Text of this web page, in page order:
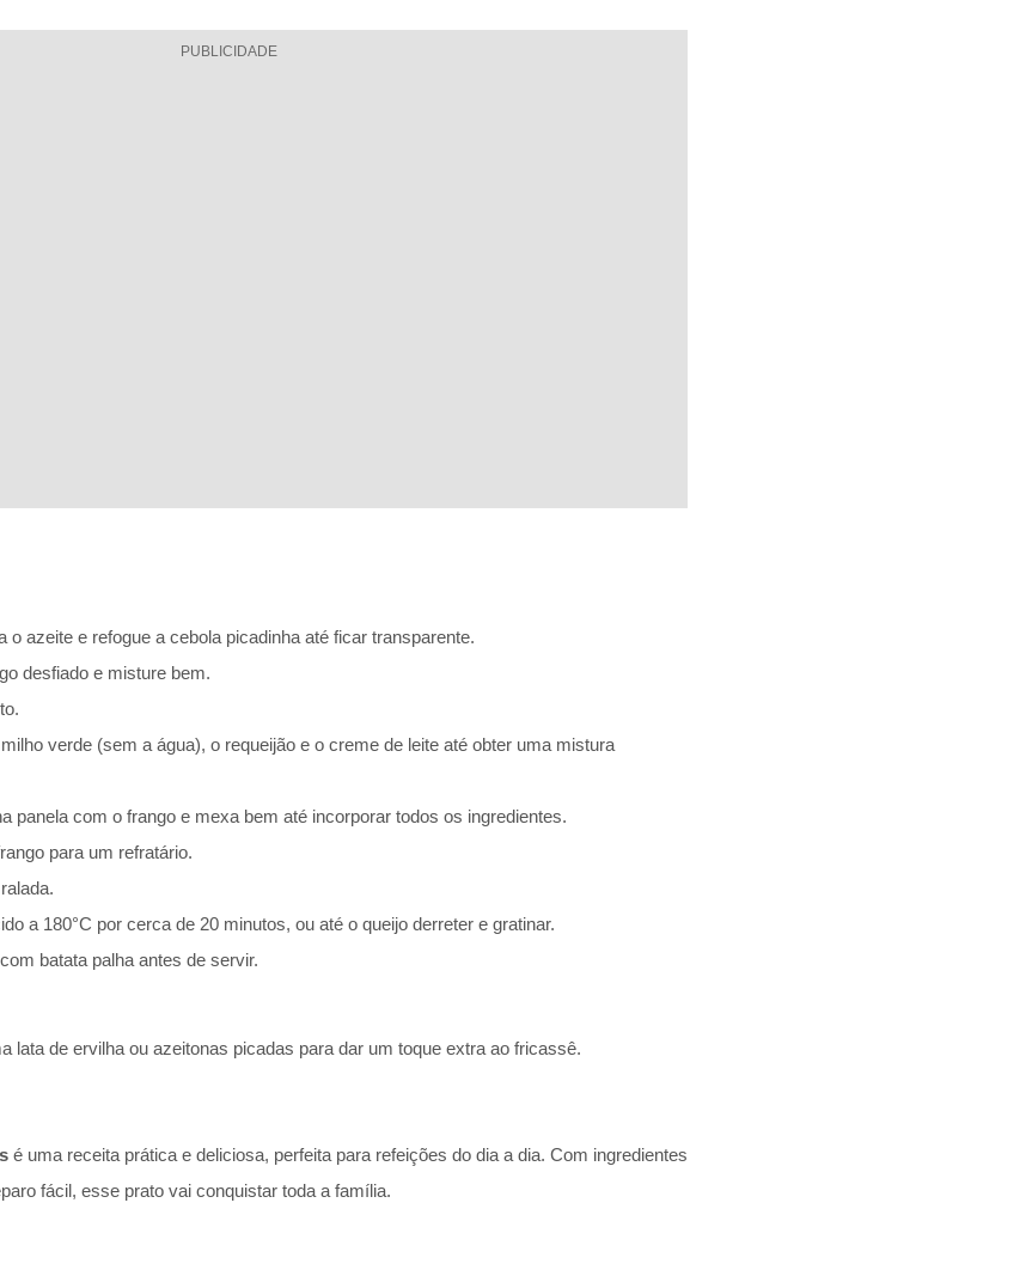
PUBLICIDADE
o azeite e refogue a cebola picadinha até ficar transparente.
desfiado e misture bem.
verde (sem a água), o requeijão e o creme de leite até obter uma mistura
panela com o frango e mexa bem até incorporar todos os ingredientes.
para um refratário.
a 180°C por cerca de 20 minutos, ou até o queijo derreter e gratinar.
batata palha antes de servir.
lata de ervilha ou azeitonas picadas para dar um toque extra ao fricassê.
é uma receita prática e deliciosa, perfeita para refeições do dia a dia. Com ingredientes
fácil, esse prato vai conquistar toda a família.